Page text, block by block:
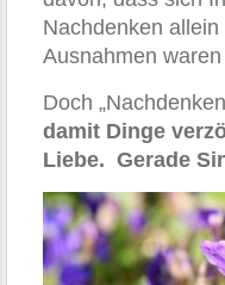
Nachdenken
Ausnahmen
Doch
damit Dinge
Liebe. Gerade